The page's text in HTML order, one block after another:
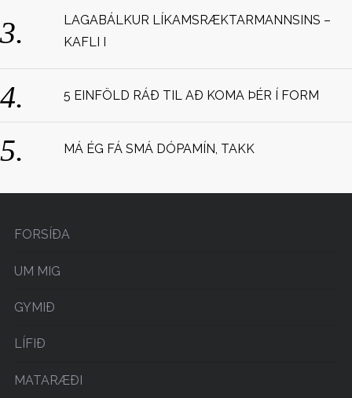
LAGABÁLKUR LÍKAMSRÆKTARMANNSINS –
KAFLI I
5 EINFÖLD RÁÐ TIL AÐ KOMA ÞÉR Í FORM
MÁ ÉG FÁ SMÁ DÓPAMÍN, TAKK
FORSÍÐA
UM MIG
GYMIÐ
LÍFIÐ
MATARÆÐI
o
r